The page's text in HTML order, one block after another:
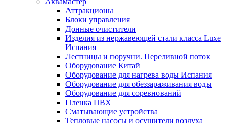
Аттракционы
Блоки управления
Донные очистители
Изделия из нержавеющей стали класса Luxe
Испания
Лестницы и поручни. Переливной поток
Оборудование Китай
Оборудование для нагрева воды Испания
Оборудование для обеззараживания воды
Оборудование для соревнований
Пленка ПВХ
Сматывающие устройства
Тепловые насосы и осушители воздуха